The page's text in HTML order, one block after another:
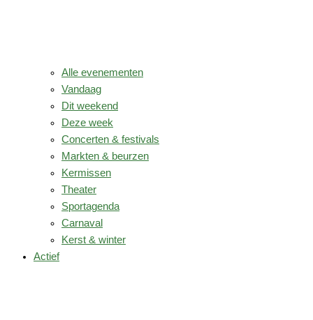
Alle evenementen
Vandaag
Dit weekend
Deze week
Concerten & festivals
Markten & beurzen
Kermissen
Theater
Sportagenda
Carnaval
Kerst & winter
Actief